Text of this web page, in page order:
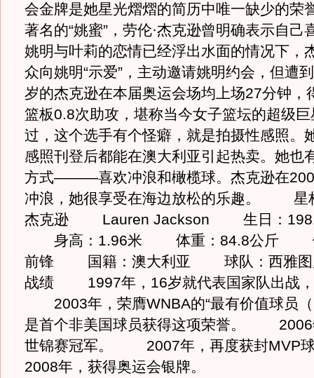
会金牌是她星光熠熠的简历中唯一缺少
著名的“姚蜜”，劳伦·杰克逊曾明确表示自己
姚明与叶莉的恋情已经浮出水面的情况下，
众向姚明“示爱”，主动邀请姚明约会，但遭
岁的杰克逊在本届奥运会场均上场27分钟，
篮板0.8次助攻，堪称当今女子篮坛的超
过，这个选手有个怪癖，就是拍摄性感照。
感照刊登后都能在澳大利亚引起热卖。她也
方式———喜欢冲浪和橄榄球。杰克逊在
冲浪，她很享受在海边放松的乐趣。
杰克逊 Lauren Jackson 生日：1981
身高：1.96米 体重：84.8公斤 位
前锋 国籍：澳大利亚 球队：西雅
战绩 1997年，16岁就代表国家队出战，
2003年，荣膺WNBA的“最有价值球员（
是首个非美国球员获得这项荣誉。 2006
世锦赛冠军。 2007年，再度获封
2008年，获得奥运会银牌。